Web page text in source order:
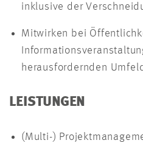
inklusive der
Mitwirken bei
herausfordernden
LEISTUNGEN
(Multi-)